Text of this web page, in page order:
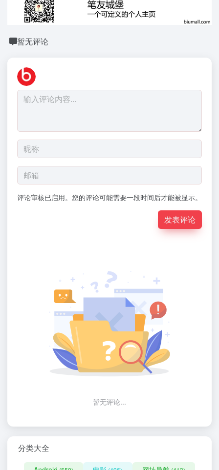
暂无评论
评论审核已启用。您的评论可能需要一段时间后才能被显示。
发表评论
暂无评论...
分类大全